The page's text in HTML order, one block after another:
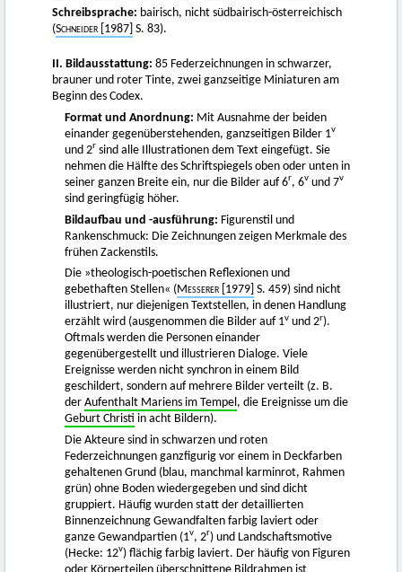
Schreibsprache: bairisch, nicht südbairisch-österreichisch
(Schneider [1987] S. 83).
II. Bildausstattung: 85 Federzeichnungen in schwarzer,
brauner und roter Tinte, zwei ganzseitige Miniaturen am
Beginn des Codex.
Format und Anordnung: Mit Ausnahme der beiden
einander gegenüberstehenden, ganzseitigen Bilder 1v
und 2r sind alle Illustrationen dem Text eingefügt. Sie
nehmen die Hälfte des Schriftspiegels oben oder unten in
seiner ganzen Breite ein, nur die Bilder auf 6r, 6v und 7v
sind geringfügig höher.
Bildaufbau und -ausführung: Figurenstil und
Rankenschmuck: Die Zeichnungen zeigen Merkmale des
frühen Zackenstils.
Die »theologisch-poetischen Reflexionen und
gebethaften Stellen« (Messerer [1979] S. 459) sind nicht
illustriert, nur diejenigen Textstellen, in denen Handlung
erzählt wird (ausgenommen die Bilder auf 1v und 2r).
Oftmals werden die Personen einander
gegenübergestellt und illustrieren Dialoge. Viele
Ereignisse werden nicht synchron in einem Bild
geschildert, sondern auf mehrere Bilder verteilt (z. B.
der Aufenthalt Mariens im Tempel, die Ereignisse um die
Geburt Christi in acht Bildern).
Die Akteure sind in schwarzen und roten
Federzeichnungen ganzfigurig vor einem in Deckfarben
gehaltenen Grund (blau, manchmal karminrot, Rahmen
grün) ohne Boden wiedergegeben und sind dicht
gruppiert. Häufig wurden statt der detaillierten
Binnenzeichnung Gewandfalten farbig laviert oder
ganze Gewandpartien (1v, 2r) und Landschaftsmotive
(Hecke: 12v) flächig farbig laviert. Der häufig von Figuren